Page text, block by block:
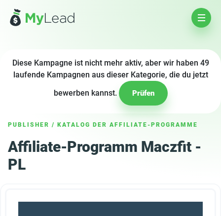
Diese Kampagne ist nicht mehr aktiv, aber wir haben 49
laufende Kampagnen aus dieser Kategorie, die du jetzt
bewerben kannst.
Prüfen
PUBLISHER / KATALOG DER AFFILIATE-PROGRAMME
Affiliate-Programm Maczfit -
PL